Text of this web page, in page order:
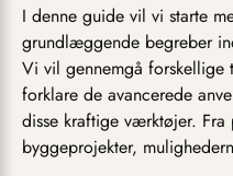
I denne guide vil vi starte
grundlæggende begreber
Vi vil gennemgå forskellige
forklare de avancerede
disse kraftige værktøjer.
byggeprojekter,